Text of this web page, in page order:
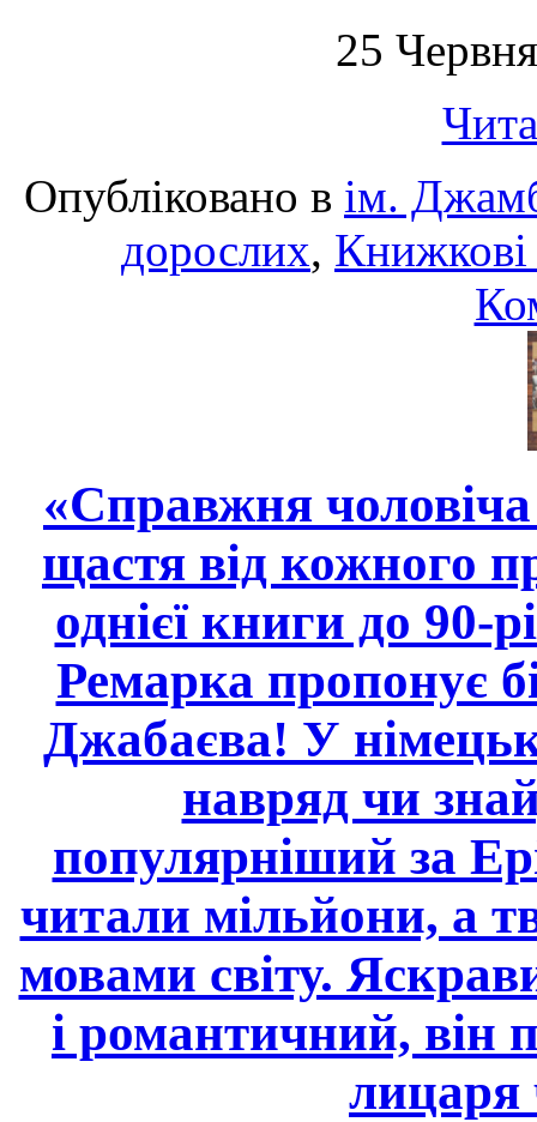
25
Опубліковано в ім.
дорослих, Книжкові
«Справжня
щастя від кожного
однієї книги до 90-
Ремарка пропонує
Джабаєва! У
навряд чи
популярніший за
читали мільйони, а
мовами світу.
і романтичний, він
лицаря